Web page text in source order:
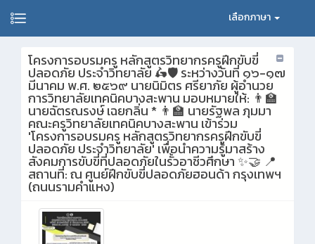
เลือกภาษา
โครงการอบรมครู หลักสูตรวิทยากรครูฝึกขับขี่
ปลอดภัย ประจำวิทยาลัย 🛵🛡️ ระหว่างวันที่ ๑๖-๑๗
มีนาคม พ.ศ. ๒๕๖๙ นายนิมิตร ศรียาภัย ผู้อำนวย
การวิทยาลัยเทคนิคบางสะพาน มอบหมายให้: 👨‍🏫
นายฉัตรณรงษ์ เฉยกลิ่น * 👨‍🏫 นายรัฐพล ภุมมา
คณะครูวิทยาลัยเทคนิคบางสะพาน เข้าร่วม
'โครงการอบรมครู หลักสูตรวิทยากรครูฝึกขับขี่
ปลอดภัย ประจำวิทยาลัย' เพื่อนำความรู้มาสร้าง
สังคมการขับขี่ที่ปลอดภัยในรั้วอาชีวศึกษา ✨🤝 📍
สถานที่: ณ ศูนย์ฝึกขับขี่ปลอดภัยฮอนด้า กรุงเทพฯ
(ถนนรามคำแหง)